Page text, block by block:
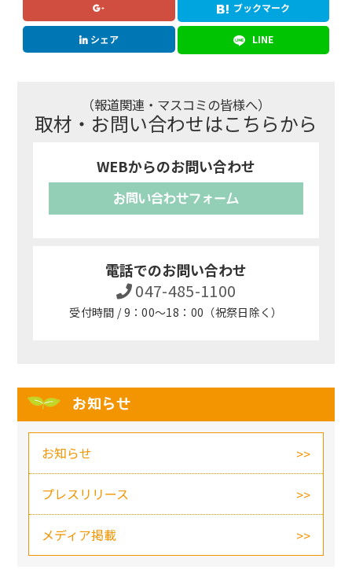
ブックマーク
シェア LINE
（報道関連・マスコミの皆様へ）
取材・お問い合わせはこちらから
WEBからのお問い合わせ
お問い合わせフォーム
電話でのお問い合わせ
047-485-1100
受付時間 / 9：00～18：00（祝祭日除く）
お知らせ
お知らせ
プレスリリース
メディア掲載